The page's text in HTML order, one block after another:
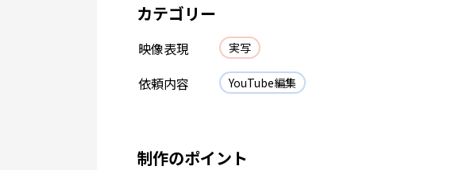
カテゴリー
映像表現 実写
依頼内容 YouTube編集
制作のポイント